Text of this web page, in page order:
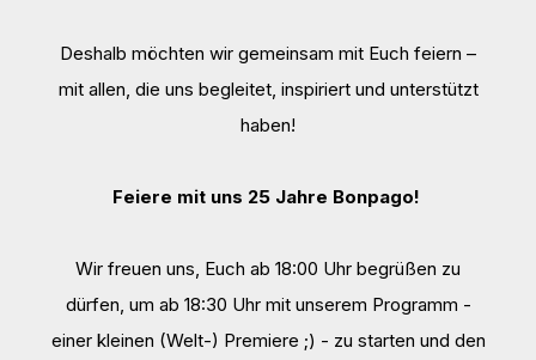
Deshalb möchten wir gemeinsam mit Euch feiern –
mit allen, die uns begleitet, inspiriert und unterstützt
haben!
Feiere mit uns 25 Jahre Bonpago!
Wir freuen uns, Euch ab 18:00 Uhr begrüßen zu
dürfen, um ab 18:30 Uhr mit unserem Programm -
einer kleinen (Welt-) Premiere ;) - zu starten und den